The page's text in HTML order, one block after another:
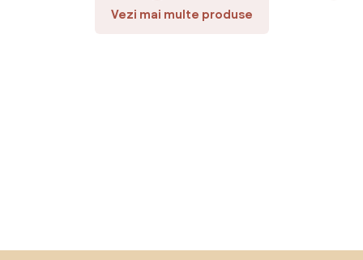
Vezi mai multe produse